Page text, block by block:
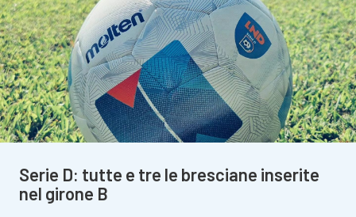
Serie D: tutte e tre le bresciane inserite
nel girone B